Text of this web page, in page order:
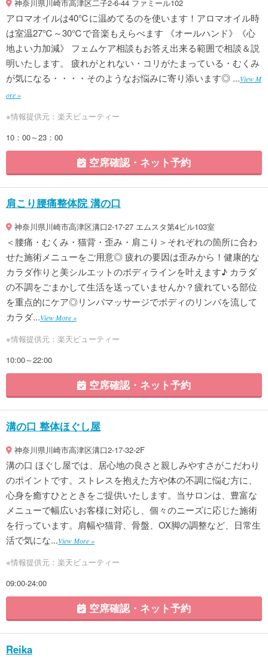
神奈川県川崎市高津区二子2-6-44 ファミール102
アロマオイルは40℃に温めてるのを使います！アロマオイル時
は室温27℃～30℃で音楽もえらべます 《オールハンド》《心
地よい力加減》 フェムケア相談もお答え出来る範囲で相談＆説
明いたします。 疲れがとれない・コリがたまっている・むくみ
が気になる・・・・そのようなお悩みに寄り添います◎ ...View M
ore »
※情報提供元：楽天ビューティー
10：00～23：00
空席確認・ネット予約
肩こり腰痛整体院 溝の口
神奈川県川崎市高津区溝口2-17-27 エムスタ第4ビル103室
＜腰痛・むくみ・猫背・歪み・肩こり＞それぞれの箇所に合わ
せた施術メニューをご用意◎ 疲れの要因は歪みから！健康的な
カラダ作りと美シルエットのボディラインを叶えます♪ カラダ
の不調をごまかして生活を送っていませんか？疲れている部位
を重点的にケア◎リンパマッサージでボディのリンパを流して
カラダ...View More »
※情報提供元：楽天ビューティー
10:00～22:00
空席確認・ネット予約
溝の口 整体ほぐし屋
神奈川県川崎市高津区溝口2-17-32-2F
溝の口 ほぐし屋では、居心地の良さと親しみやすさがこだわり
のポイントです。ストレスを抱えた方や体の不調に悩む方に、
心身を癒すひとときをご提供いたします。当サロンは、豊富な
メニューで幅広いお客様に対応し、個々のニーズに応じた施術
を行っています。肩幅や猫背、骨盤、OX脚の調整など、日常生
活で気にな...View More »
※情報提供元：楽天ビューティー
09:00-24:00
空席確認・ネット予約
Reika